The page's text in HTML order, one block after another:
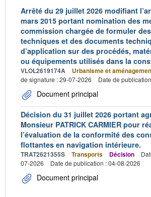
Arrêté du 29 juillet 2026 modifiant
mars 2015 portant nomination des
commission chargée de formuler
techniques et des documents
d’application sur des procédés,
ou équipements utilisés dans la
VLOL2619174A Urbanisme et
de signature : 29-07-2026
Date de
Document principal
Décision du 31 juillet 2026 portant
Monsieur PATRICK CARMIER pour
l’évaluation de la conformité des
flottantes en navigation intérieure.
TRAT2621355S Transports Décision
07-2026
Date de publication : 04-08-2026
Document principal